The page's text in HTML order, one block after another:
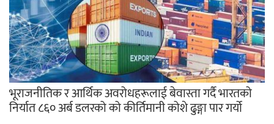
भूराजनीतिक र आर्थिक अवरोधहरूलाई बेवास्ता गर्दै भारतको
निर्यात ८६० अर्ब डलरको को कीर्तिमानी कोशे ढुङ्गा पार गर्यो